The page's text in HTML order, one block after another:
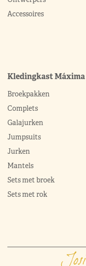
Accessoires
Kledingkast Máxima
Broekpakken
Complets
Galajurken
Jumpsuits
Jurken
Mantels
Sets met broek
Sets met rok